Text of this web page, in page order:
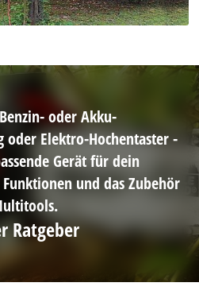
oder Akku-
Elektro-Hochentaster -
Gerät für dein
und das Zubehör
Ratgeber